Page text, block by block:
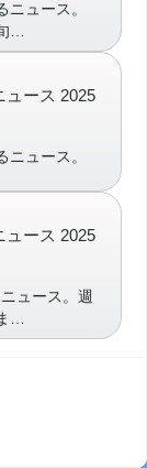
ュース。
…
ュース 2025
ュース。
ュース 2025
ュース。週
…